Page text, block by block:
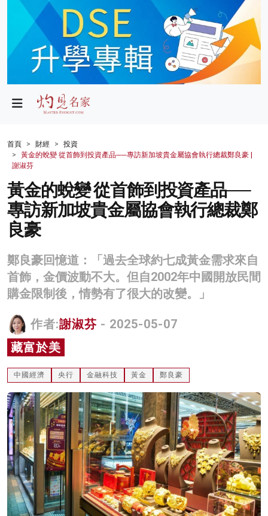
政局
財經
生活
健康
商業
科技
影片
名家榜
關於我們
首頁 財經
投資
黃金的蛻變 從首飾到投資產品──專訪新加坡貴金屬協會執行總裁鄭良豪 |
謝淑芬
黃金的蛻變 從首飾到投資產品──
專訪新加坡貴金屬協會執行總裁鄭
良豪
鄭良豪回憶道：「過去全球約七成黃金需求來自
首飾，金價波動不大。但自2002年中國開放民間
購金限制後，情勢有了很大的改變。」
作者:謝淑芬 - 2025-05-07
藏富於美
中國經濟 央行 金融科技 黃金 鄭良豪